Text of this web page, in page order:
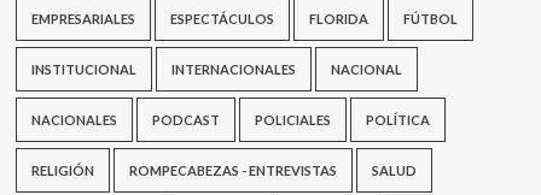
EMPRESARIALES ESPECTÁCULOS FLORIDA FÚTBOL
INSTITUCIONAL INTERNACIONALES NACIONAL
NACIONALES PODCAST POLICIALES POLÍTICA
RELIGIÓN ROMPECABEZAS - ENTREVISTAS SALUD